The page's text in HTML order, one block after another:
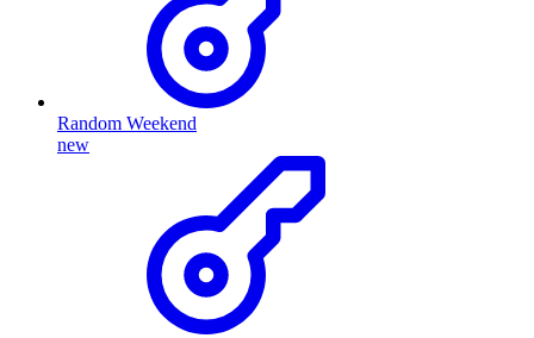
Random Weekend
new